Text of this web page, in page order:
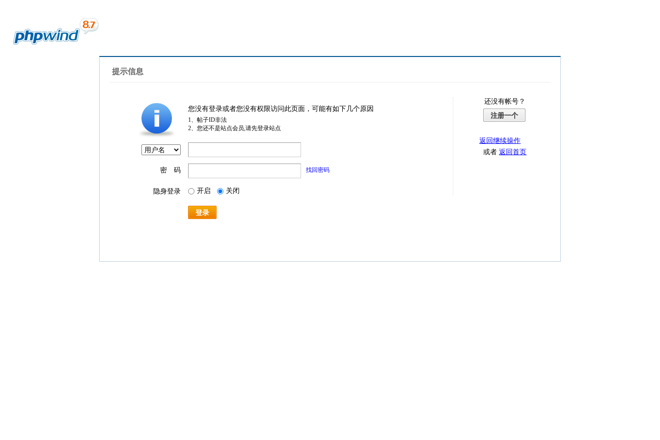
提示信息
您没有登录或者您没有权限访问此页面，可能有如下几个原因
1、帖子ID非法
2、您还不是站点会员,请先登录站点
密 码 找回密码
隐身登录 开启 关闭
登录
还没有帐号？
注册一个
返回继续操作
或者返回首页